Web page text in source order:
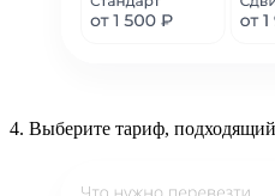
4. Выберите тариф, подходящий